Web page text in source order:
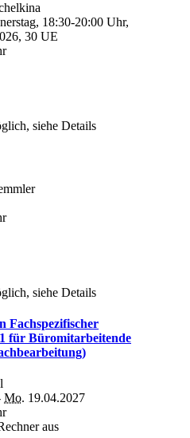
18:30-20:00 Uhr,
30 UE
siehe Details
siehe Details
Fachspezifischer
für Büromitarbeitende
Mo. 19.04.2027
aus